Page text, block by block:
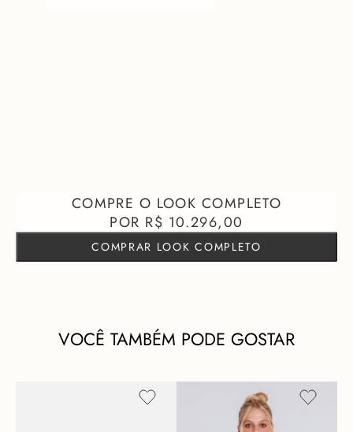
R$ 10.296,00
COMPRAR LOOK COMPLETO
VOCÊ TAMBÉM PODE GOSTAR